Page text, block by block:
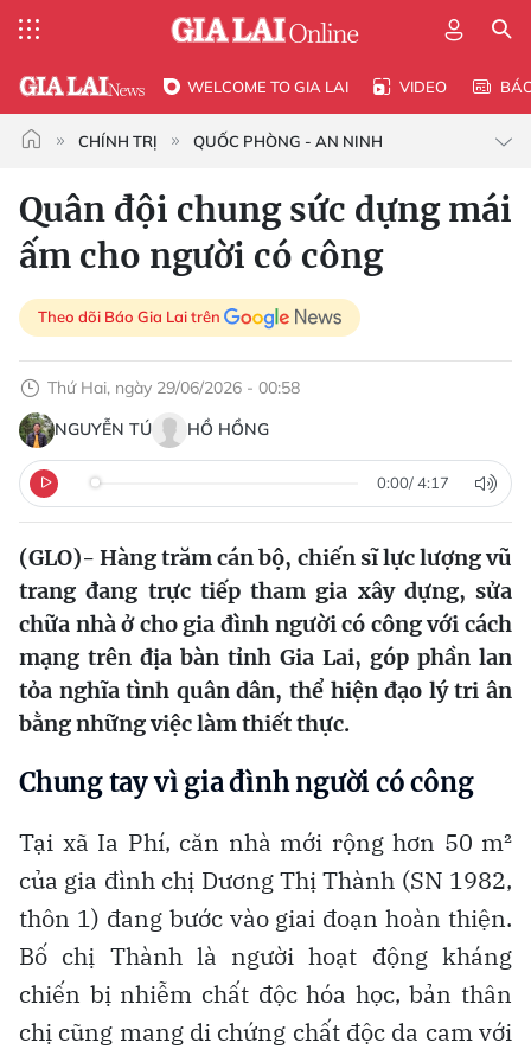
WELCOME TO GIA LAI VIDEO
CHÍNH TRỊ QUỐC PHÒNG - AN NINH
Quân đội chung sức dựng mái
ấm cho người có công
Theo dõi Báo Gia Lai trên
Thứ Hai, ngày 29/06/2026 - 00:58
NGUYỄN TÚ
HỒ HỒNG
0:00/4:17
(GLO)- Hàng trăm cán bộ, chiến sĩ lực lượng vũ
trang đang trực tiếp tham gia xây dựng, sửa
chữa nhà ở cho gia đình người có công với cách
mạng trên địa bàn tỉnh Gia Lai, góp phần lan
tỏa nghĩa tình quân dân, thể hiện đạo lý tri ân
bằng những việc làm thiết thực.
Chung tay vì gia đình người có công
Tại xã Ia Phí, căn nhà mới rộng hơn 50 m²
của gia đình chị Dương Thị Thành (SN 1982,
thôn 1) đang bước vào giai đoạn hoàn thiện.
Bố chị Thành là người hoạt động kháng
chiến bị nhiễm chất độc hóa học, bản thân
chị cũng mang di chứng chất độc da cam với